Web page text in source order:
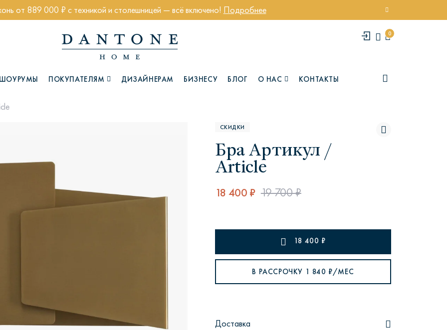
от 889 000 ₽ с техникой и столешницей — всё включено! Подробнее
0
ШОУРУМЫ ПОКУПАТЕЛЯМ ДИЗАЙНЕРАМ БИЗНЕСУ БЛОГ О НАС КОНТАКТЫ
Хэмптон
СКИДКИ
Бра Артикул /
Article
18 400 ₽ 19 700 ₽
18 400 ₽
В РАССРОЧКУ 1 840 ₽/МЕС
Доставка